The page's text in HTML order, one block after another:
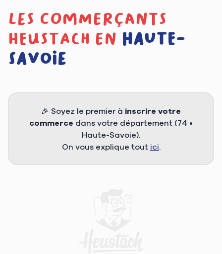
Les commerçants
heustach en Haute-
Savoie
🎉 Soyez le premier à inscrire votre
commerce dans votre département (74 •
Haute-Savoie).
On vous explique tout ici.